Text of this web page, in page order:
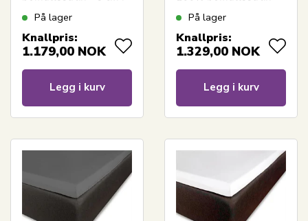
høyden - Hvitt laken
Borås Cotton Cloud
På lager
Knallpris:
1.179,00 NOK
Legg i kurv
Splitlengde 70 cm -
toppmadrass - Borås
På lager
Knallpris:
1.329,00 NOK
Legg i kurv